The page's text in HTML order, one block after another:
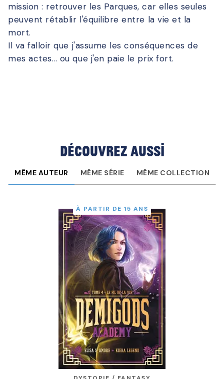
mission : retrouver les Parques, car elles seules
peuvent rétablir l'équilibre entre la vie et la
mort.
Il va falloir que j'assume les conséquences de
mes actes... ou que j'en paie le prix fort.
Découvrez aussi
MÊME AUTEUR MÊME SÉRIE MÊME COLLECTION
À PARTIR DE 15 ANS